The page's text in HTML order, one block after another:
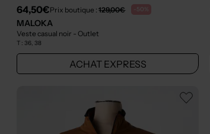
64,50€Prix boutique :129,00€ -50%
MALOKA
Veste casual noir - Outlet
T :36, 38
ACHAT EXPRESS